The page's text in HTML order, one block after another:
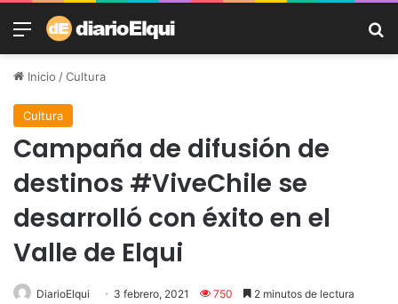
Menú
Inicio /Cultura
Cultura
Campaña de difusión de
destinos #ViveChile se
desarrolló con éxito en el
Valle de Elqui
DiarioElqui 3 febrero, 2021 750 2 minutos de lectura